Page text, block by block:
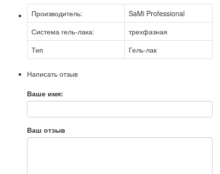
Производитель:
SaMi Professional
Система гель-лака:
трехфазная
Тип
Гель-лак
Написать отзыв
Ваше имя:
Ваш отзыв